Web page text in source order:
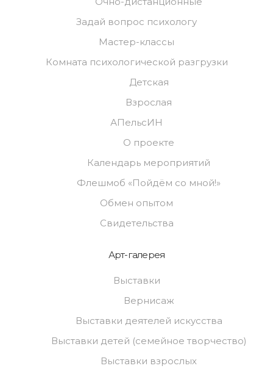
Задай вопрос психологу
Мастер-классы
Комната психологической разгрузки
Детская
Взрослая
АПельсИН
О проекте
Календарь мероприятий
Флешмоб «Пойдём со мной!»
Обмен опытом
Свидетельства
Арт-галерея
Выставки
Вернисаж
Выставки деятелей искусства
Выставки детей (семейное творчество)
Выставки взрослых